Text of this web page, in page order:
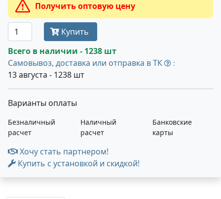
Получить оптовую цену
Купить
Всего в наличии - 1238 шт
Самовывоз, доставка или отправка в ТК
:
13 августа - 1238 шт
Варианты оплаты
Безналичный
расчет
Наличный
расчет
Банковские
карты
Хочу стать партнером!
Купить с установкой и скидкой!